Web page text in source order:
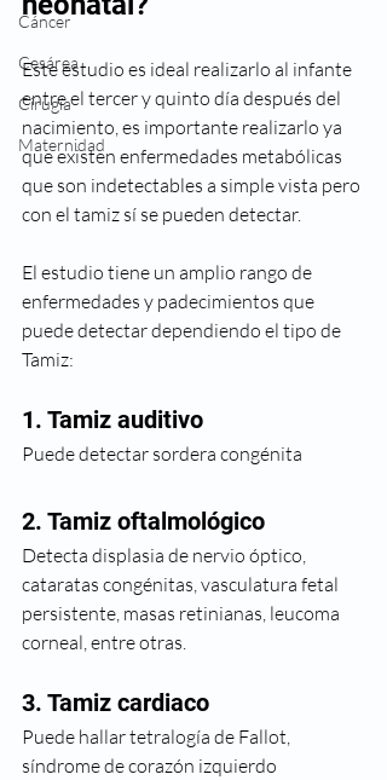
Cáncer
Cesárea
Cirugía
Maternidad
Este estudio es ideal realizarlo al infante
entre el tercer y quinto día después del
nacimiento, es importante realizarlo ya
que existen enfermedades metabólicas
que son indetectables a simple vista pero
con el tamiz sí se pueden detectar.
El estudio tiene un amplio rango de
enfermedades y padecimientos que
puede detectar dependiendo el tipo de
Tamiz:
1. Tamiz auditivo
Puede detectar sordera congénita
2. Tamiz oftalmológico
Detecta displasia de nervio óptico,
cataratas congénitas, vasculatura fetal
persistente, masas retinianas, leucoma
corneal, entre otras.
3. Tamiz cardiaco
Puede hallar tetralogía de Fallot,
síndrome de corazón izquierdo